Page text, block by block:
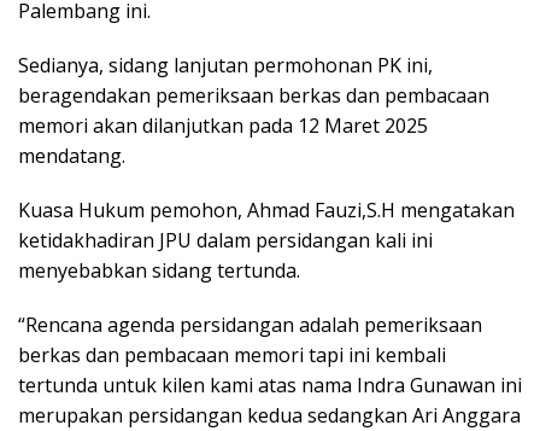
Palembang ini.
Sedianya, sidang lanjutan permohonan PK ini,
beragendakan pemeriksaan berkas dan pembacaan
memori akan dilanjutkan pada 12 Maret 2025
mendatang.
Kuasa Hukum pemohon, Ahmad Fauzi,S.H mengatakan
ketidakhadiran JPU dalam persidangan kali ini
menyebabkan sidang tertunda.
“Rencana agenda persidangan adalah pemeriksaan
berkas dan pembacaan memori tapi ini kembali
tertunda untuk kilen kami atas nama Indra Gunawan ini
merupakan persidangan kedua sedangkan Ari Anggara